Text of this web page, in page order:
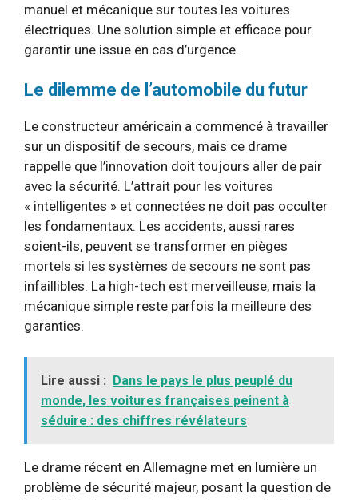
manuel et mécanique sur toutes les voitures
électriques. Une solution simple et efficace pour
garantir une issue en cas d’urgence.
Le dilemme de l’automobile du futur
Le constructeur américain a commencé à travailler
sur un dispositif de secours, mais ce drame
rappelle que l’innovation doit toujours aller de pair
avec la sécurité. L’attrait pour les voitures
« intelligentes » et connectées ne doit pas occulter
les fondamentaux. Les accidents, aussi rares
soient-ils, peuvent se transformer en pièges
mortels si les systèmes de secours ne sont pas
infaillibles. La high-tech est merveilleuse, mais la
mécanique simple reste parfois la meilleure des
garanties.
Lire aussi : Dans le pays le plus peuplé du
monde, les voitures françaises peinent à
séduire : des chiffres révélateurs
Le drame récent en Allemagne met en lumière un
problème de sécurité majeur, posant la question de